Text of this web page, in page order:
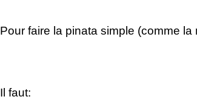
Pour faire la pinata simple (comme la
Il faut: